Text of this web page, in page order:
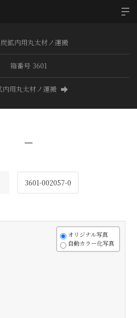
炭鉱内用丸太材ノ運搬
箱番号 3601
内用丸太材ノ運搬
−
3601-002057-0
オリジナル写真
自動カラー化写真